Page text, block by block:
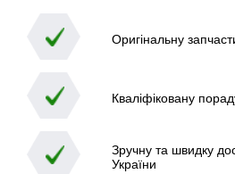
Оригінальну
Кваліфіковану
Зручну та швидку
України